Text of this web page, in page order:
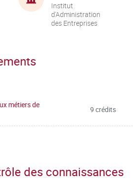
Institut
d'Administration
des Entreprises
métiers de
9 crédits
des connaissances